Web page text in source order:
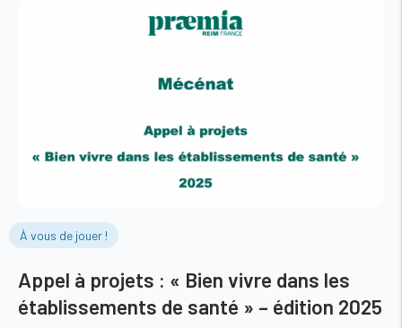
À vous de jouer !
Appel à projets : « Bien vivre dans les
établissements de santé » – édition 2025